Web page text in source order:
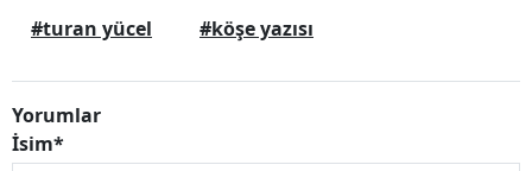
#turan yücel #köşe yazısı
Yorumlar
İsim*